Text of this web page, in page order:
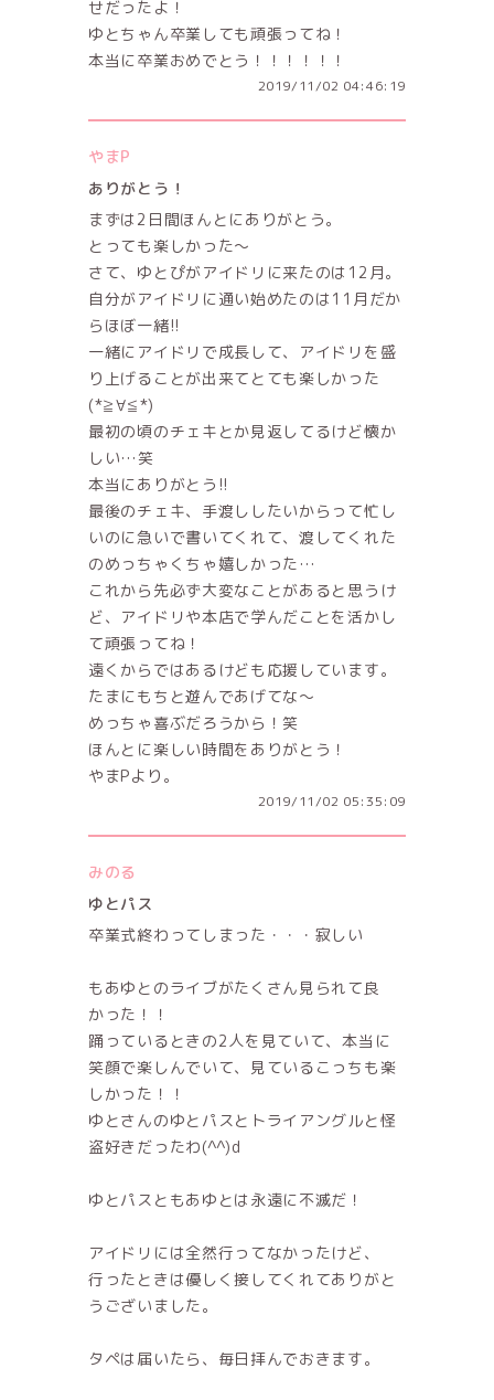
せだったよ！
ゆとちゃん卒業しても頑張ってね！
本当に卒業おめでとう！！！！！！
2019/11/02 04:46:19
やまP
ありがとう！
まずは2日間ほんとにありがとう。
とっても楽しかった〜
さて、ゆとぴがアイドリに来たのは12月。
自分がアイドリに通い始めたのは11月だか
らほぼ一緒!!
一緒にアイドリで成長して、アイドリを盛
り上げることが出来てとても楽しかった
(*≧∀≦*)
最初の頃のチェキとか見返してるけど懐か
しい…笑
本当にありがとう!!
最後のチェキ、手渡ししたいからって忙し
いのに急いで書いてくれて、渡してくれた
のめっちゃくちゃ嬉しかった…
これから先必ず大変なことがあると思うけ
ど、アイドリや本店で学んだことを活かし
て頑張ってね！
遠くからではあるけども応援しています。
たまにもちと遊んであげてな〜
めっちゃ喜ぶだろうから！笑
ほんとに楽しい時間をありがとう！
やまPより。
2019/11/02 05:35:09
みのる
ゆとパス
卒業式終わってしまった・・・寂しい
もあゆとのライブがたくさん見られて良
かった！！
踊っているときの2人を見ていて、本当に
笑顔で楽しんでいて、見ているこっちも楽
しかった！！
ゆとさんのゆとパスとトライアングルと怪
盗好きだったわ(^^)d
ゆとパスともあゆとは永遠に不滅だ！
アイドリには全然行ってなかったけど、
行ったときは優しく接してくれてありがと
うございました。
タペは届いたら、毎日拝んでおきます。